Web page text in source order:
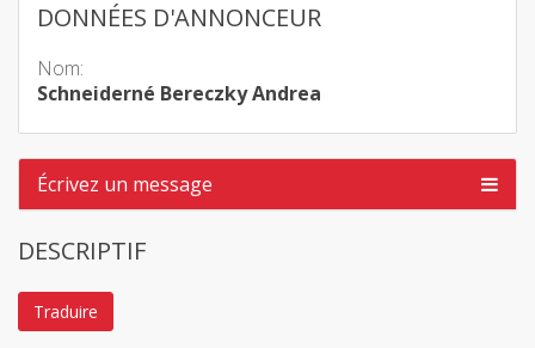
DONNÉES D'ANNONCEUR
Nom:
Schneiderné Bereczky Andrea
Écrivez un message
DESCRIPTIF
Traduire